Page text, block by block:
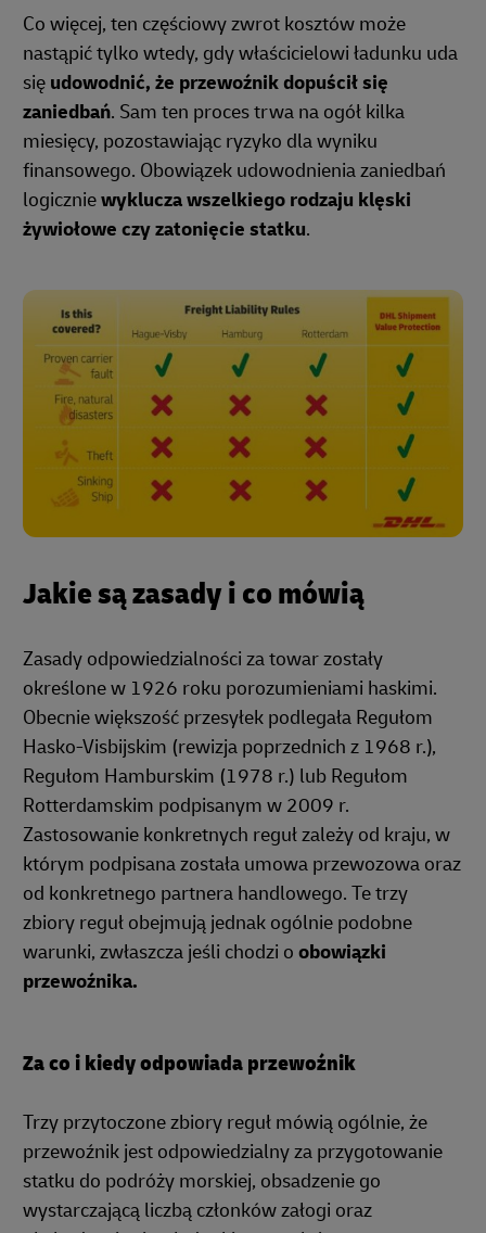
Co więcej, ten częściowy zwrot kosztów może
nastąpić tylko wtedy, gdy właścicielowi ładunku uda
się udowodnić, że przewoźnik dopuścił się
zaniedbań. Sam ten proces trwa na ogół kilka
miesięcy, pozostawiając ryzyko dla wyniku
finansowego. Obowiązek udowodnienia zaniedbań
logiczniewyklucza wszelkiego rodzaju klęski
żywiołowe czy zatonięcie statku.
Jakie są zasady i co mówią
Zasady odpowiedzialności za towar zostały
określone w 1926 roku porozumieniami haskimi.
Obecnie większość przesyłek podlegała Regułom
Hasko-Visbijskim (rewizja poprzednich z 1968 r.),
Regułom Hamburskim (1978 r.) lub Regułom
Rotterdamskim podpisanym w 2009 r.
Zastosowanie konkretnych reguł zależy od kraju, w
którym podpisana została umowa przewozowa oraz
od konkretnego partnera handlowego. Te trzy
zbiory reguł obejmują jednak ogólnie podobne
warunki, zwłaszcza jeśli chodzi o obowiązki
przewoźnika.
Za co i kiedy odpowiada przewoźnik
Trzy przytoczone zbiory reguł mówią ogólnie, że
przewoźnik jest odpowiedzialny za przygotowanie
statku do podróży morskiej, obsadzenie go
wystarczającą liczbą członków załogi oraz